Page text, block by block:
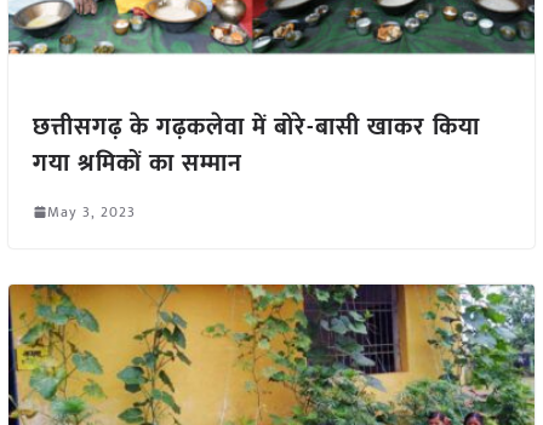
छत्तीसगढ़ के गढ़कलेवा में बोरे-बासी खाकर किया
गया श्रमिकों का सम्मान
May 3, 2023